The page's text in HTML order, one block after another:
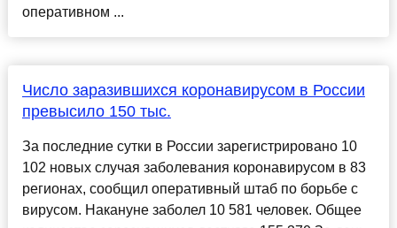
оперативном ...
Число заразившихся коронавирусом в России
превысило 150 тыс.
За последние сутки в России зарегистрировано 10
102 новых случая заболевания коронавирусом в 83
регионах, сообщил оперативный штаб по борьбе с
вирусом. Накануне заболел 10 581 человек. Общее